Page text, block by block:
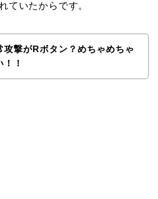
ていたからです。
攻撃がRボタン？めちゃめちゃ
！